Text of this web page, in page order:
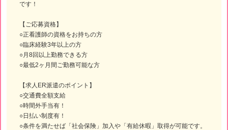
です！
【ご応募資格】
○正看護師の資格をお持ちの方
○臨床経験3年以上の方
○月8回以上勤務できる方
○最低2ヶ月間ご勤務可能な方
【求人ER派遣のポイント】
○交通費全額支給
○時間外手当有！
○日払い制度有！
○条件を満たせば「社会保険」加入や「有給休暇」取得が可能です。